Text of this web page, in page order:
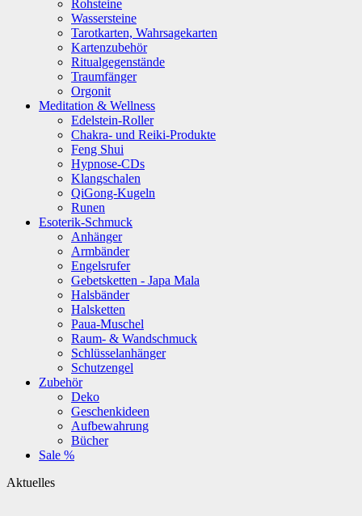
Rohsteine
Wassersteine
Tarotkarten, Wahrsagekarten
Kartenzubehör
Ritualgegenstände
Traumfänger
Orgonit
Meditation & Wellness
Edelstein-Roller
Chakra- und Reiki-Produkte
Feng Shui
Hypnose-CDs
Klangschalen
QiGong-Kugeln
Runen
Esoterik-Schmuck
Anhänger
Armbänder
Engelsrufer
Gebetsketten - Japa Mala
Halsbänder
Halsketten
Paua-Muschel
Raum- & Wandschmuck
Schlüsselanhänger
Schutzengel
Zubehör
Deko
Geschenkideen
Aufbewahrung
Bücher
Sale %
Aktuelles